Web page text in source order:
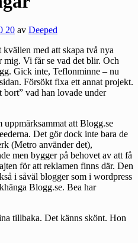
20 av Deeped
kvällen med att skapa två nya
mig. Vi får se vad det blir. Och
Gick inte, Teflonminne – nu
Försökt fixa ett annat projekt.
vad han lovade under
uppmärksammat att Blogg.se
Det gör dock inte bara de
(Metro använder det),
men bygger på behovet av att få
för att reklamen finns där. Den
i såväl blogger som i wordpress
Blogg.se. Bea har
tillbaka. Det känns skönt. Hon